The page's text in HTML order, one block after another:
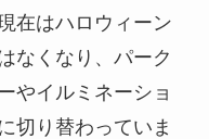
在はハロウィーン
なくなり、パーク
やイルミネーショ
切り替わっていま